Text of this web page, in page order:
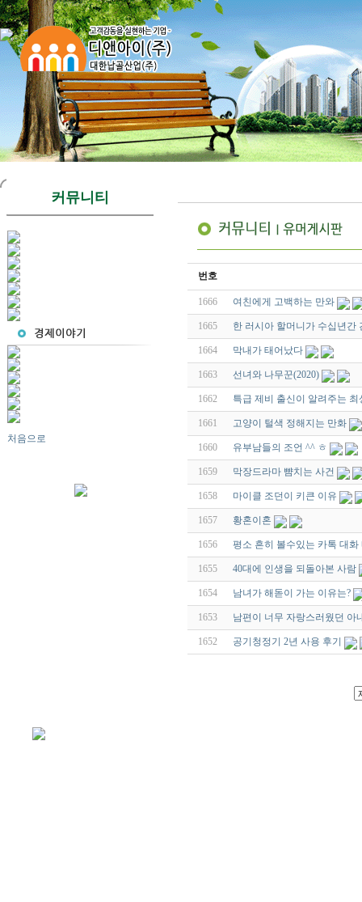
커뮤니티
처음으로
번호
1666 여친에게 고백하는 만와
1665 한 러시아 할머니가 수십년간
1664 막내가 태어났다
1663 선녀와 나무꾼(2020)
1662 특급 제비 출신이 알려주는
1661 고양이 털색 정해지는 만화
1660 유부남들의 조언 ^^ ㅎ
1659 막장드라마 뺨치는 사건
1658 마이클 조던이 키큰 이유
1657 황혼이혼
1656 평소 흔히 볼수있는 카톡 대화
1655 40대에 인생을 되돌아본 사람
1654 남녀가 해돋이 가는 이유는?
1653 남편이 너무 자랑스러웠던 아
1652 공기청정기 2년 사용 후기